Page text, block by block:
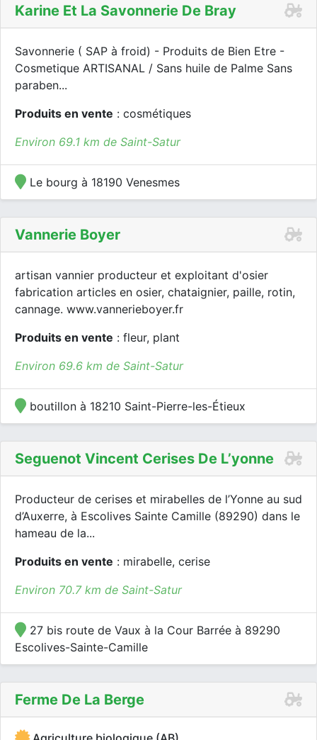
Karine Et La Savonnerie De Bray
Savonnerie ( SAP à froid) - Produits de Bien Etre -
Cosmetique ARTISANAL / Sans huile de Palme Sans
paraben...
Produits en vente : cosmétiques
Environ 69.1 km de Saint-Satur
Le bourg à 18190 Venesmes
Vannerie Boyer
artisan vannier producteur et exploitant d'osier
fabrication articles en osier, chataignier, paille, rotin,
cannage. www.vannerieboyer.fr
Produits en vente : fleur, plant
Environ 69.6 km de Saint-Satur
boutillon à 18210 Saint-Pierre-les-Étieux
Seguenot Vincent Cerises De L’yonne
Producteur de cerises et mirabelles de l’Yonne au sud
d’Auxerre, à Escolives Sainte Camille (89290) dans le
hameau de la...
Produits en vente : mirabelle, cerise
Environ 70.7 km de Saint-Satur
27 bis route de Vaux à la Cour Barrée à 89290
Escolives-Sainte-Camille
Ferme De La Berge